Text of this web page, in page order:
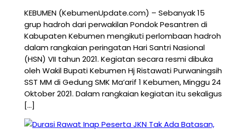
KEBUMEN (KebumenUpdate.com) – Sebanyak 15
grup hadroh dari perwakilan Pondok Pesantren di
Kabupaten Kebumen mengikuti perlombaan hadroh
dalam rangkaian peringatan Hari Santri Nasional
(HSN) VII tahun 2021. Kegiatan secara resmi dibuka
oleh Wakil Bupati Kebumen Hj Ristawati Purwaningsih
SST MM di Gedung SMK Ma’arif 1 Kebumen, Minggu 24
Oktober 2021. Dalam rangkaian kegiatan itu sekaligus
[…]